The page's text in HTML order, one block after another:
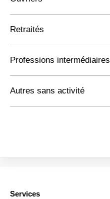
Retraités
Professions intermédiaires
Autres sans activité
Services